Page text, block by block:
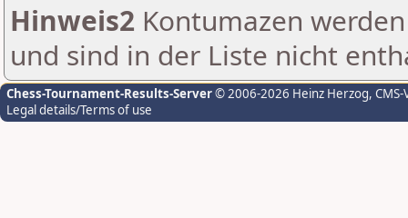
Hinweis2 Kontumazen
und sind in der Liste nicht
Chess-Tournament-Results-Server© 2006-2026 Heinz Herzog,
Legal details/Terms of use